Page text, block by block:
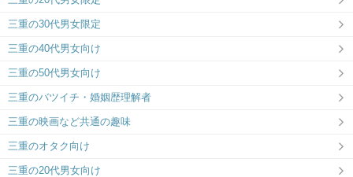
性格・価値観を重視♪相性抜群の出会い！
三重の30代男女限定
三重の40代男女向け
三重の50代男女向け
三重のバツイチ・婚姻歴理解者
三重の映画など共通の趣味
三重のオタク向け
三重の20代男女向け